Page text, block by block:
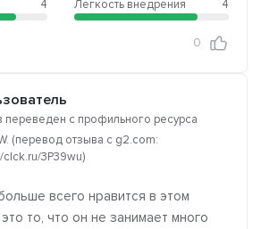
4 Легкость внедрения 4
0
переведен с профильного ресурса
(перевод отзыва с g2.com:
clck.ru/3P39wu)
всего нравится в этом
то, что он не занимает много